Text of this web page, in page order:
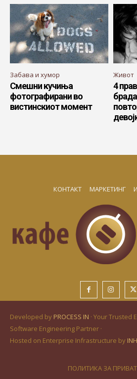
Забава и хумор
Смешни кучиња
фотографирани во
вистинскиот момент
Живот
4
КОНТАКТ МАРКЕТИНГ
Developed by PROCESS IN · Your Trusted
Software Engineering Partner ·
Hosted on Enterprise Infrastructure by
ПОЛИТИКА ЗА